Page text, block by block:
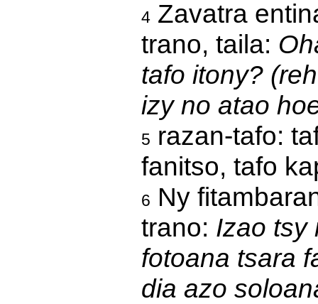
4Zavatra
trano, taila:
tafo itony?
izy no atao
5 razan-tafo:
fanitso, tafo
6 Ny
trano: Izao tsy
fotoana tsara
dia azo